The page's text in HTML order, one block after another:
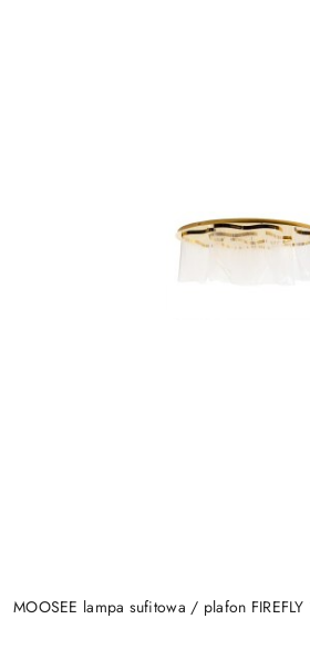
MOOSEE lampa sufitowa / plafon FIREFLY